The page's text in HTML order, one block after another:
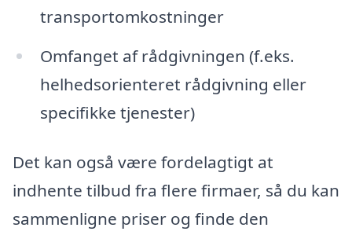
transportomkostninger
Omfanget af rådgivningen (f.eks.
helhedsorienteret rådgivning eller
specifikke tjenester)
Det kan også være fordelagtigt at
indhente tilbud fra flere firmaer, så du kan
sammenligne priser og finde den